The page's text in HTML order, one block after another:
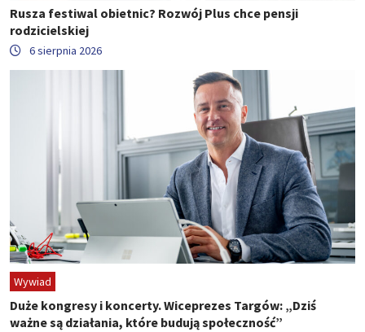
Rusza festiwal obietnic? Rozwój Plus chce pensji
rodzicielskiej
6 sierpnia 2026
Wywiad
Duże kongresy i koncerty. Wiceprezes Targów: „Dziś
ważne są działania, które budują społeczność”